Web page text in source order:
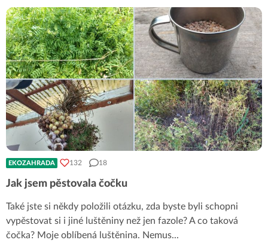
EKOZAHRADA 132 18
Jak jsem pěstovala čočku
Také jste si někdy položili otázku, zda byste byli schopni
vypěstovat si i jiné luštěniny než jen fazole? A co taková
čočka? Moje oblíbená luštěnina. Nemus...